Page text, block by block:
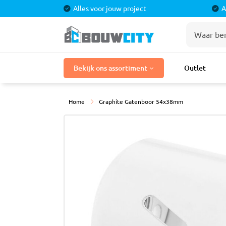
Alles voor jouw project
Bekijk ons assortiment Outlet
Bouwmaterialen
Home Graphite Gatenboor 54x38mm